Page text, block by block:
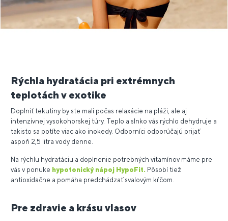
Rýchla hydratácia pri extrémnych
teplotách v exotike
Doplniť tekutiny by ste mali počas relaxácie na pláži, ale aj
intenzívnej vysokohorskej túry. Teplo a slnko vás rýchlo dehydruje a
takisto sa potíte viac ako inokedy. Odborníci odporúčajú prijať
aspoň 2,5 litra vody denne.
Na rýchlu hydratáciu a doplnenie potrebných vitamínov máme pre
vás v ponuke hypotonický nápoj HypoFit. Pôsobí tiež
antioxidačne a pomáha predchádzať svalovým kŕčom.
Pre zdravie a krásu vlasov